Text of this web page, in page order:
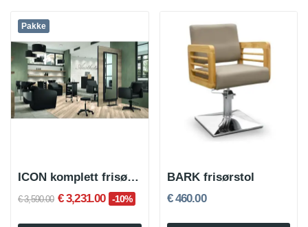
Pakke
ICON komplett frisørsalongsett
€ 3,590.00 € 3,231.00 -10%
BARK frisørstol
€ 460.00